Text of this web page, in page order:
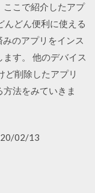
ここで紹介したアプ
んどん便利に使える
のアプリをインス
す。 他のデバイス
ど削除したアプリ
法をみていきま
02/13